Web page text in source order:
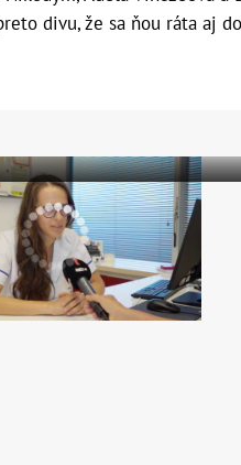
divu, že sa ňou ráta aj